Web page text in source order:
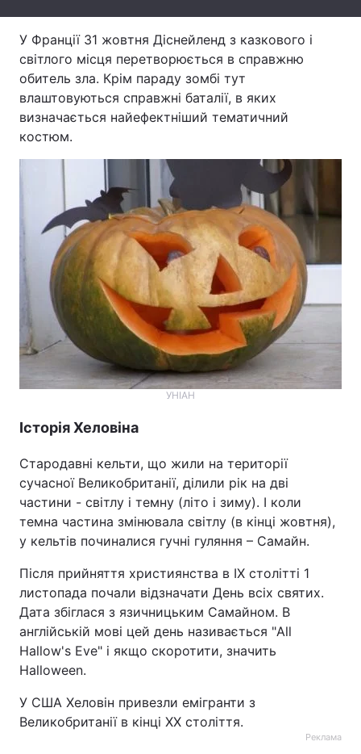
Тема оформлення
У Франції 31 жовтня Діснейленд з казкового і
світлого місця перетворюється в справжню
обитель зла. Крім параду зомбі тут
влаштовуються справжні баталії, в яких
визначається найефектніший тематичний
костюм.
УНІАН
Історія Хеловіна
Стародавні кельти, що жили на території
сучасної Великобританії, ділили рік на дві
частини - світлу і темну (літо і зиму). І коли
темна частина змінювала світлу (в кінці жовтня),
у кельтів починалися гучні гуляння – Самайн.
Після прийняття християнства в IX столітті 1
листопада почали відзначати День всіх святих.
Дата збіглася з язичницьким Самайном. В
англійській мові цей день називається "All
Hallow's Eve" і якщо скоротити, значить
Halloween.
У США Хеловін привезли емігранти з
Великобританії в кінці ХХ століття.
Реклама